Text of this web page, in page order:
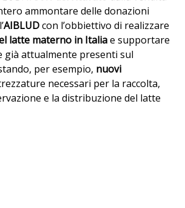
ammontare delle donazioni
AIBLUDcon l’obbiettivo di realizzare
latte materno in Italiae supportare
già attualmente presenti sul
per esempio, nuovi
necessari per la raccolta,
e la distribuzione del latte